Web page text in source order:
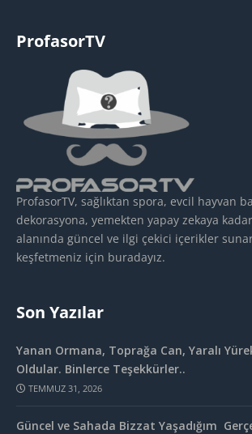
ProfasorTV
ProfasorTV, sağlıktan spora, evcil hayvan
dekorasyona, yemekten yapay zekaya
alanında güncel ve ilgi çekici içerikler
keşfetmeniz için buradayız.
Son Yazılar
Yanan Ormana, Toprağa Can, Yaralı
Oldular. Binlerce Teşekkürler..
TEMMUZ 31, 2026
Güncel ve Sahada Bizzat Yaşadığım